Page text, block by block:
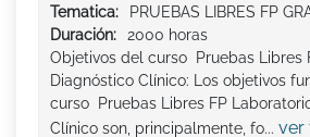
Tematica:
PRUEBAS LIBRES FP
Duración:
2000 horas
Objetivos del curso Pruebas Libres
Diagnóstico Clínico: Los objetivos
curso Pruebas Libres FP
Clínico son, principalmente, fo... ver